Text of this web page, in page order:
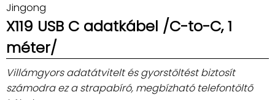
Jingong
X119 USB C adatkábel /C-to-C, 1
méter/
Villámgyors adatátvitelt és gyorstöltést biztosít
számodra ez a strapabíró, megbízható telefontöltő